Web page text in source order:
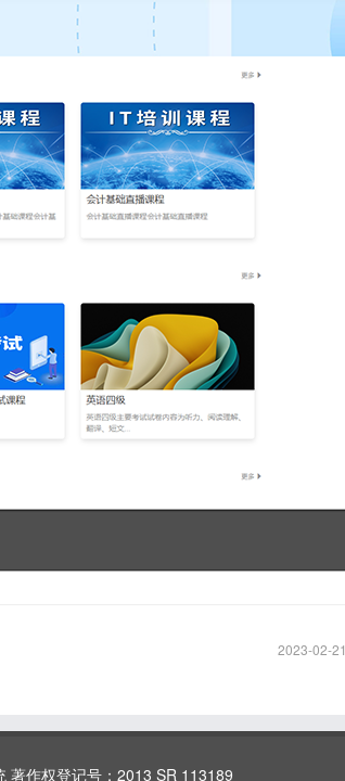
2023-02-21
著作权登记号：2013 SR 113189